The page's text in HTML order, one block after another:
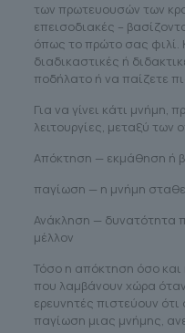
των πρωτευουσών των
επεισοδιακές –
όπως το πρώτο σας φιλί.
διαδικαστικές ή
ποδήλατο ή να παίζετε
Για να γίνει κάτι μνήμη,
λειτουργίες, μεταξύ των
Απόκτηση — εκμάθηση ή
παγίωση — η μνήμη
Ανάκληση — δυνατότητα
μέλλον
Τόσο η απόκτηση όσο και
που λαμβάνουν χώρα
ερευνητές πιστεύουν ότι
παγίωση μιας μνήμης,